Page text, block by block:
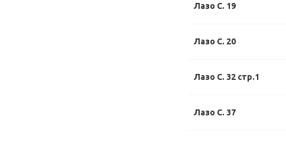
Лазо С. 19
Лазо С. 20
Лазо С. 32 стр.1
Лазо С. 37